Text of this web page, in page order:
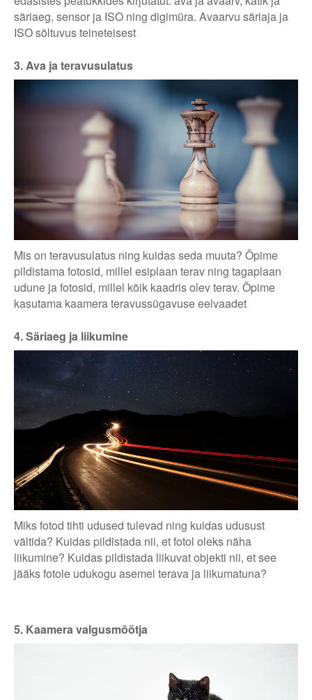
säriaeg, sensor ja ISO ning digimüra. Avaarvu säriaja ja
ISO sõltuvus teineteisest
3. Ava ja teravusulatus
Mis on teravusulatus ning kuidas seda muuta? Õpime
pildistama fotosid, millel esiplaan terav ning tagaplaan
udune ja fotosid, millel kõik kaadris olev terav. Õpime
kasutama kaamera teravussügavuse eelvaadet
4. Säriaeg ja liikumine
Miks fotod tihti udused tulevad ning kuidas udusust
vältida? Kuidas pildistada nii, et fotol oleks näha
liikumine? Kuidas pildistada liikuvat objekti nii, et see
jääks fotole udukogu asemel terava ja liikumatuna?
5. Kaamera valgusmõõtja